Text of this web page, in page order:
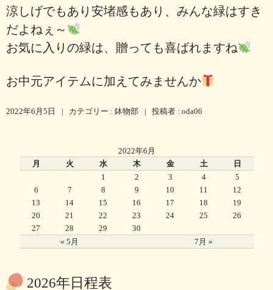
涼しげでもあり安堵感もあり、みんな緑はすき
だよねぇ～
お気に入りの緑は、贈っても喜ばれますね
お中元アイテムに加えてみませんか
2022年6月5日 | カテゴリー : 鉢物部 | 投稿者 : oda06
2022年6月
月
火 水 木 金 土 日
« 5月 7月 »
1 2 3 4
5
6
7 8 9 10 11
12
13
14 15 16 17 18
19
20
21 22 23 24 25
26
27
28 29 30
2026年日程表